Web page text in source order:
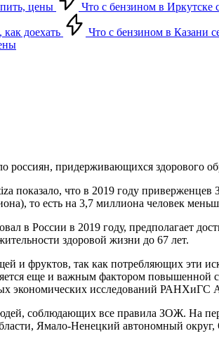
цены Что с бензином в Иркутске
доехать Что с бензином в Казани
россиян, придерживающихся здорового
показало, что в 2019 году
то есть на 3,7 миллиона человек
в России в 2019 году, предполагает
здоровой жизни до 67 лет.
и фруктов, так как потребляющих эти
еще и важным фактором
экономических исследований РАНХиГС
соблюдающих все правила ЗОЖ. На
Ямало-Ненецкий автономный